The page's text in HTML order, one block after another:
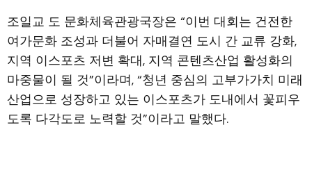
조일교 도 문화체육관광국장은 “이번 대회는 건전한
여가문화 조성과 더불어 자매결연 도시 간 교류 강화,
지역 이스포츠 저변 확대, 지역 콘텐츠산업 활성화의
마중물이 될 것”이라며, “청년 중심의 고부가가치 미래
산업으로 성장하고 있는 이스포츠가 도내에서 꽃피우
도록 다각도로 노력할 것”이라고 말했다.